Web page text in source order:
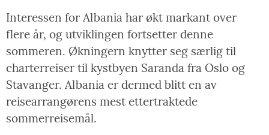
Interessen for Albania har økt markant over
flere år, og utviklingen fortsetter denne
sommeren. Økningern knytter seg særlig til
charterreiser til kystbyen Saranda fra Oslo og
Stavanger. Albania er dermed blitt en av
reisearrangørens mest ettertraktede
sommerreisemål.